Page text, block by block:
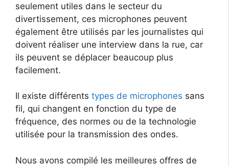
seulement utiles dans le secteur du
divertissement, ces microphones peuvent
également être utilisés par les journalistes qui
doivent réaliser une interview dans la rue, car
ils peuvent se déplacer beaucoup plus
facilement.
Il existe différents types de microphones sans
fil, qui changent en fonction du type de
fréquence, des normes ou de la technologie
utilisée pour la transmission des ondes.
Nous avons compilé les meilleures offres de